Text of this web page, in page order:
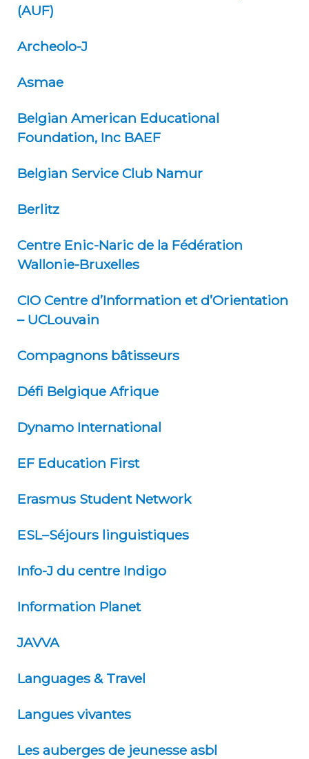
(AUF)
Archeolo-J
Asmae
Belgian American Educational
Foundation, Inc BAEF
Belgian Service Club Namur
Berlitz
Centre Enic-Naric de la Fédération
Wallonie-Bruxelles
CIO Centre d’Information et d’Orientation
– UCLouvain
Compagnons bâtisseurs
Défi Belgique Afrique
Dynamo International
EF Education First
Erasmus Student Network
ESL–Séjours linguistiques
ESL – Séjours Linguistiques
Info-J du centre Indigo
Information Planet
JAVVA
Languages & Travel
Langues vivantes
Les auberges de jeunesse asbl